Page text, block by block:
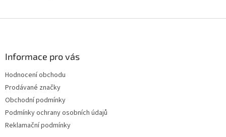
i
Informace pro vás
Hodnocení obchodu
Prodávané značky
Obchodní podmínky
Podmínky ochrany osobních údajů
Reklamační podmínky